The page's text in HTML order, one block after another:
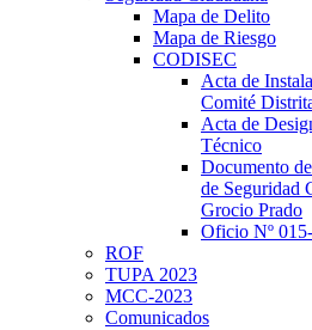
Mapa de Delito
Mapa de Riesgo
CODISEC
Acta de
Comité
Acta de
Técnico
Documento
de Seguridad
Grocio Prado
Oficio Nº
ROF
TUPA 2023
MCC-2023
Comunicados